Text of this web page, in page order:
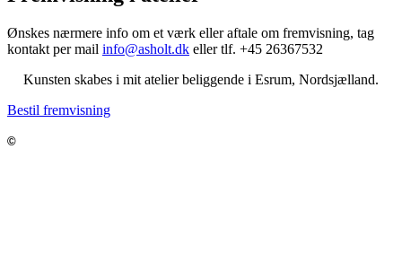
Ønskes nærmere info om et værk eller aftale om fremvisning, tag
kontakt per mail info@asholt.dk eller tlf. +45 26367532
Kunsten skabes i mit atelier beliggende i Esrum, Nordsjælland.
Bestil fremvisning
©